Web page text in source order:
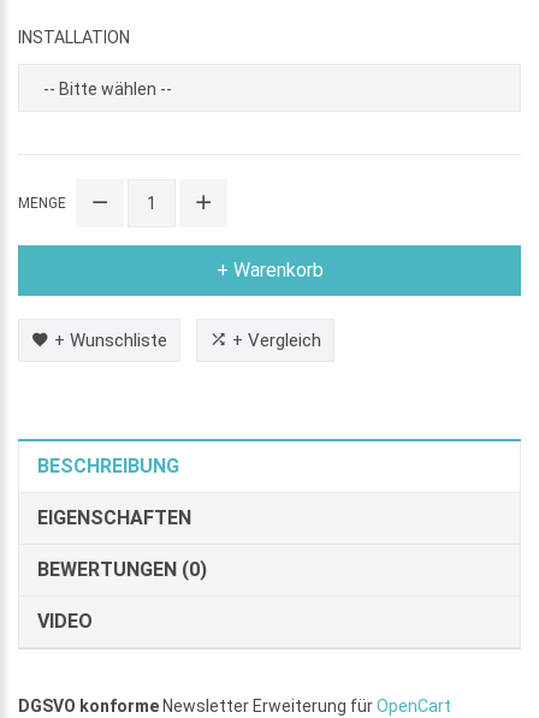
INSTALLATION
MENGE
+ Warenkorb
+ Wunschliste + Vergleich
BESCHREIBUNG
EIGENSCHAFTEN
BEWERTUNGEN (0)
VIDEO
DGSVO konforme Newsletter Erweiterung fürOpenCart